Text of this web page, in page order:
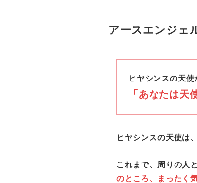
アースエンジェ
ヒヤシンスの天
「あなたは天
ヒヤシンスの天使は
これまで、周りの人
のところ、まったく